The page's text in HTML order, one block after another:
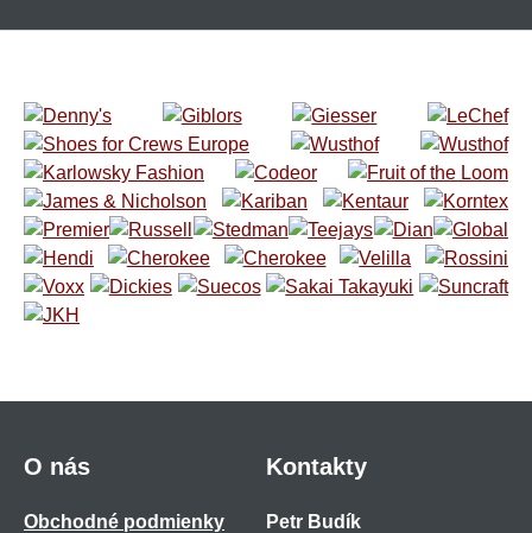
O nás
Obchodné podmienky
Kontakty
Petr Budík